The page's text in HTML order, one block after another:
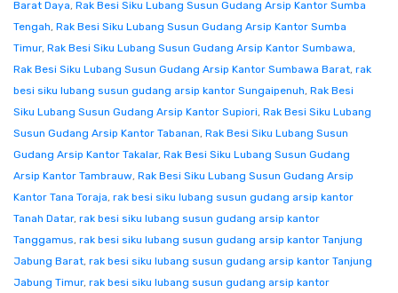
Barat Daya, Rak Besi Siku Lubang Susun Gudang Arsip Kantor Sumba
Tengah, Rak Besi Siku Lubang Susun Gudang Arsip Kantor Sumba
Timur, Rak Besi Siku Lubang Susun Gudang Arsip Kantor Sumbawa,
Rak Besi Siku Lubang Susun Gudang Arsip Kantor Sumbawa Barat, rak
besi siku lubang susun gudang arsip kantor Sungaipenuh, Rak Besi
Siku Lubang Susun Gudang Arsip Kantor Supiori, Rak Besi Siku Lubang
Susun Gudang Arsip Kantor Tabanan, Rak Besi Siku Lubang Susun
Gudang Arsip Kantor Takalar, Rak Besi Siku Lubang Susun Gudang
Arsip Kantor Tambrauw, Rak Besi Siku Lubang Susun Gudang Arsip
Kantor Tana Toraja, rak besi siku lubang susun gudang arsip kantor
Tanah Datar, rak besi siku lubang susun gudang arsip kantor
Tanggamus, rak besi siku lubang susun gudang arsip kantor Tanjung
Jabung Barat, rak besi siku lubang susun gudang arsip kantor Tanjung
Jabung Timur, rak besi siku lubang susun gudang arsip kantor